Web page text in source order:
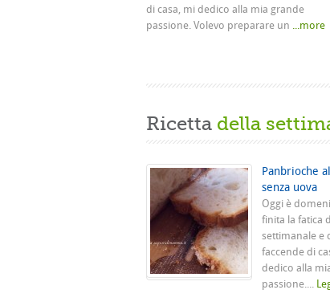
di casa, mi dedico alla mia grande
passione. Volevo preparare un ...more
Ricetta della
Panbrioche
senza uova
Oggi è
finita la fatica
settimanale e
faccende di
dedico alla
passione....